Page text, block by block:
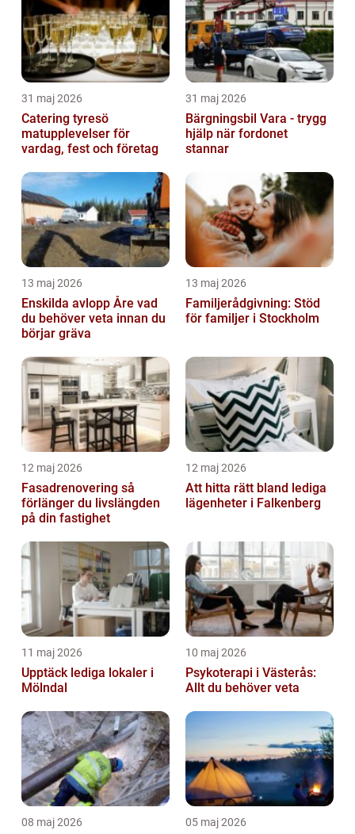
31 maj 2026
Catering tyresö
matupplevelser för
vardag, fest och företag
31 maj 2026
Bärgningsbil Vara - trygg
hjälp när fordonet
stannar
13 maj 2026
Enskilda avlopp Åre vad
du behöver veta innan du
börjar gräva
13 maj 2026
Familjerådgivning: Stöd
för familjer i Stockholm
12 maj 2026
Fasadrenovering så
förlänger du livslängden
på din fastighet
12 maj 2026
Att hitta rätt bland lediga
lägenheter i Falkenberg
11 maj 2026
Upptäck lediga lokaler i
Mölndal
10 maj 2026
Psykoterapi i Västerås:
Allt du behöver veta
08 maj 2026 05 maj 2026